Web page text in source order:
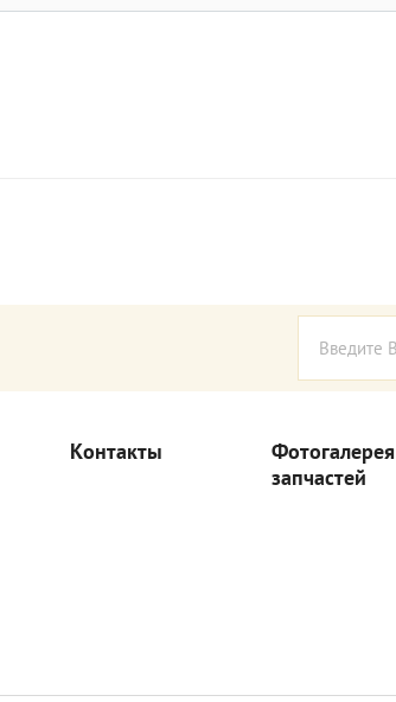
Контакты
Фотогалерея
запчастей